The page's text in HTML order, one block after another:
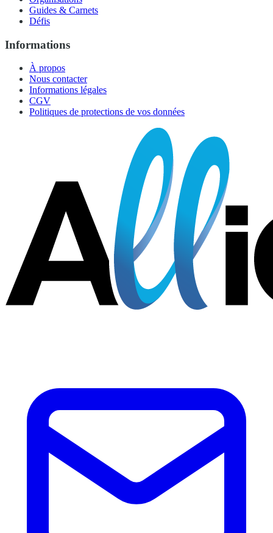
Guides & Carnets
Défis
Informations
À propos
Nous contacter
Informations légales
CGV
Politiques de protections de vos données